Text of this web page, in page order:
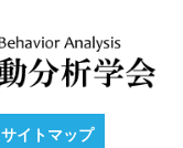
サイトマップ